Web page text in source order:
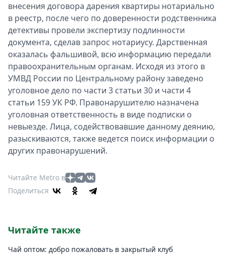
внесения договора дарения квартиры нотариально
в реестр, после чего по доверенности родственника
детективы провели экспертизу подлинности
документа, сделав запрос нотариусу. Дарственная
оказалась фальшивой, всю информацию передали
правоохранительным органам. Исходя из этого в
УМВД России по Центральному району заведено
уголовное дело по части 3 статьи 30 и части 4
статьи 159 УК РФ. Правонарушителю назначена
уголовная ответственность в виде подписки о
невыезде. Лица, содействовавшие данному деянию,
разыскиваются, также ведется поиск информации о
других правонарушений.
Читайте Metro в
Поделиться
Читайте также
Чай оптом: добро пожаловать в закрытый клуб